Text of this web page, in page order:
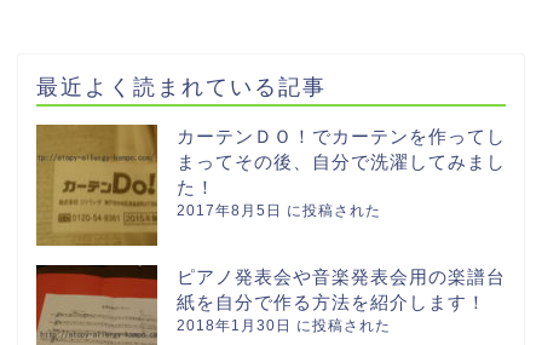
最近よく読まれている記事
カーテンＤＯ！でカーテンを作ってし
まってその後、自分で洗濯してみまし
た！
2017年8月5日 に投稿された
ピアノ発表会や音楽発表会用の楽譜台
紙を自分で作る方法を紹介します！
2018年1月30日 に投稿された